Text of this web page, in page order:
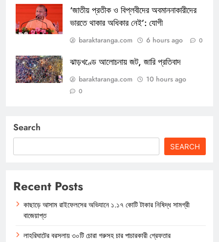
‘জাতীয় প্রতীক ও বিপ্লবীদের অবমাননাকারীদের
ভারতে থাকার অধিকার নেই’: যোগী
baraktaranga.com 6 hours ago 0
ঝাড়খণ্ডে আলোচনায় জট, জারি প্রতিবাদ
baraktaranga.com 10 hours ago
0
Search
SEARCH
Recent Posts
কাছাড়ে আসাম রাইফেলসের অভিযানে ১.১৭ কোটি টাকার নিষিদ্ধ সামগ্রী
বাজেয়াপ্ত
লাহরিঘাটের বরসলায় ৩০টি চোরা গরুসহ চার পাচারকারী গ্রেফতার